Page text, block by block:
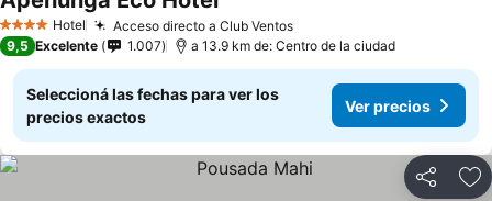
4 EstrellasHotel Acceso directo a Club Ventos
9,5 Excelente 1.007 a 13.9 km de: Centro de la ciudad
Seleccioná las fechas para ver los
precios exactos
Ver precios
Compartir